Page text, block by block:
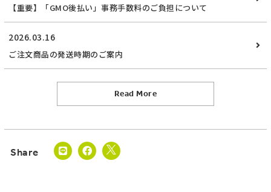
【重要】「GMO後払い」事務手数料のご負担について
2026.03.16
ご注文商品の発送時期のご案内
Read More